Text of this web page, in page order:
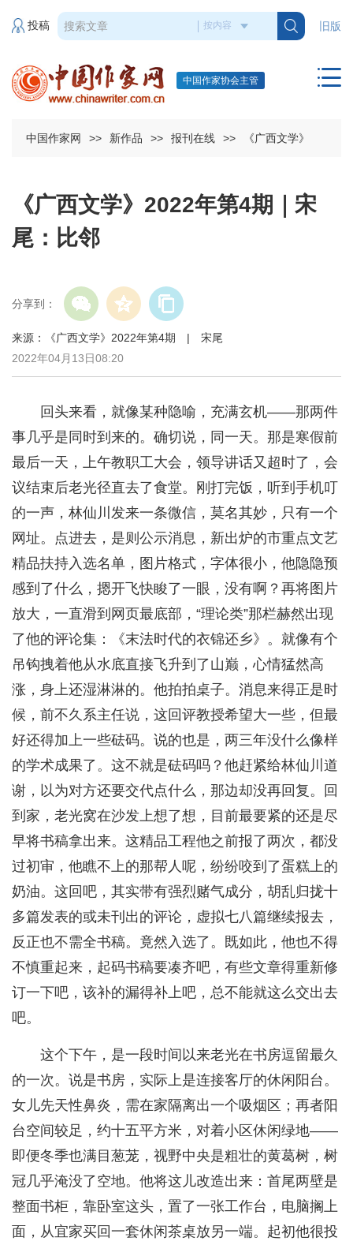
旧版
投稿
中国作家协会主管
中国作家网 >> 新作品 >> 报刊在线 >> 《广西文学》
《广西文学》2022年第4期｜宋
尾：比邻
分享到：
来源：《广西文学》2022年第4期 | 宋尾
2022年04月13日08:20
回头来看，就像某种隐喻，充满玄机——那两件
事几乎是同时到来的。确切说，同一天。那是寒假前
最后一天，上午教职工大会，领导讲话又超时了，会
议结束后老光径直去了食堂。刚打完饭，听到手机叮
的一声，林仙川发来一条微信，莫名其妙，只有一个
网址。点进去，是则公示消息，新出炉的市重点文艺
精品扶持入选名单，图片格式，字体很小，他隐隐预
感到了什么，摁开飞快睃了一眼，没有啊？再将图片
放大，一直滑到网页最底部，“理论类”那栏赫然出现
了他的评论集：《末法时代的衣锦还乡》。就像有个
吊钩拽着他从水底直接飞升到了山巅，心情猛然高
涨，身上还湿淋淋的。他拍拍桌子。消息来得正是时
候，前不久系主任说，这回评教授希望大一些，但最
好还得加上一些砝码。说的也是，两三年没什么像样
的学术成果了。这不就是砝码吗？他赶紧给林仙川道
谢，以为对方还要交代点什么，那边却没再回复。回
到家，老光窝在沙发上想了想，目前最要紧的还是尽
早将书稿拿出来。这精品工程他之前报了两次，都没
过初审，他瞧不上的那帮人呢，纷纷咬到了蛋糕上的
奶油。这回吧，其实带有强烈赌气成分，胡乱归拢十
多篇发表的或未刊出的评论，虚拟七八篇继续报去，
反正也不需全书稿。竟然入选了。既如此，他也不得
不慎重起来，起码书稿要凑齐吧，有些文章得重新修
订一下吧，该补的漏得补上吧，总不能就这么交出去
吧。
这个下午，是一段时间以来老光在书房逗留最久
的一次。说是书房，实际上是连接客厅的休闲阳台。
女儿先天性鼻炎，需在家隔离出一个吸烟区；再者阳
台空间较足，约十五平方米，对着小区休闲绿地——
即便冬季也满目葱茏，视野中央是粗壮的黄葛树，树
冠几乎淹没了空地。他将这儿改造出来：首尾两壁是
整面书柜，靠卧室这头，置了一张工作台，电脑搁上
面，从宜家买回一套休闲茶桌放另一端。起初他很投